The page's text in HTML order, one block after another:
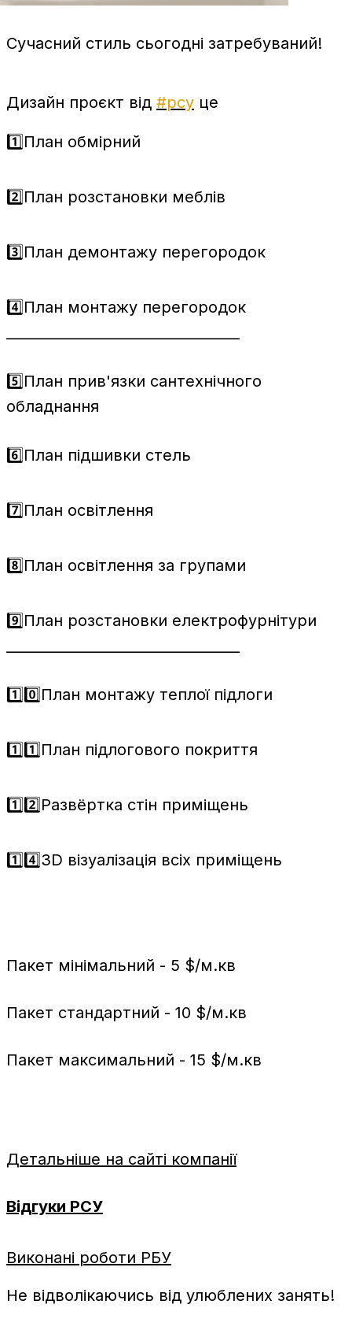
Сучасний стиль сьогодні затребуваний!
Дизайн проєкт від #рсу це
1️⃣План обмірний
2️⃣План розстановки меблів
3️⃣План демонтажу перегородок
4️⃣План монтажу перегородок
5️⃣План прив'язки сантехнічного
обладнання
6️⃣План підшивки стель
7️⃣План освітлення
8️⃣План освітлення за групами
9️⃣План розстановки електрофурнітури
1️⃣0️⃣План монтажу теплої підлоги
1️⃣1️⃣План підлогового покриття
1️⃣2️⃣Развёртка стін приміщень
1️⃣4️⃣3D візуалізація всіх приміщень
Пакет мінімальний - 5 $/м.кв
Пакет стандартний - 10 $/м.кв
Пакет максимальний - 15 $/м.кв
Детальніше на сайті компанії
Відгуки РСУ
Виконані роботи РБУ
Не відволікаючись від улюблених занять!